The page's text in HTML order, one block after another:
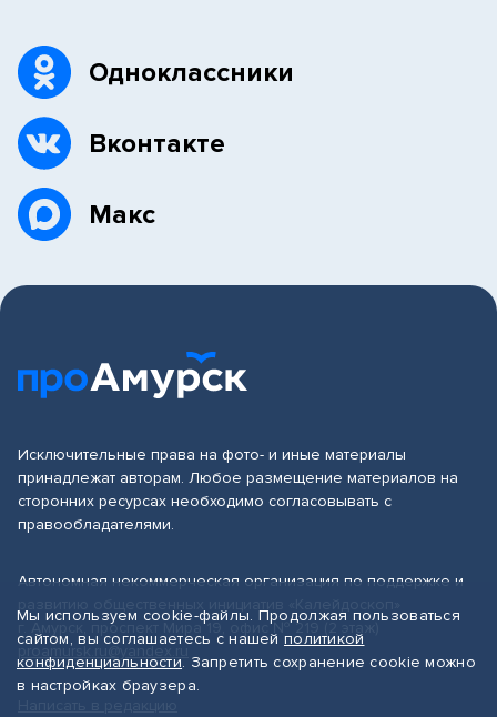
Одноклассники
Вконтакте
Макс
Исключительные права на фото- и иные материалы
принадлежат авторам. Любое размещение материалов на
сторонних ресурсах необходимо согласовывать с
правообладателями.
Автономная некоммерческая организация по поддержке и
г. Амурск, проспект Мира 19, офис № 219 (2 этаж)
proamursk.ru@yandex.ru
Мы используем cookie-файлы. Продолжая пользоваться
сайтом, вы соглашаетесь с нашей политикой
конфиденциальности. Запретить сохранение cookie можно
в настройках браузера.